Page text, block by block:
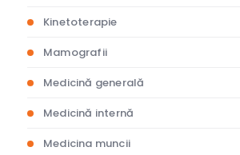
Kinetoterapie
Mamografii
Medicină generală
Medicină internă
Medicina muncii